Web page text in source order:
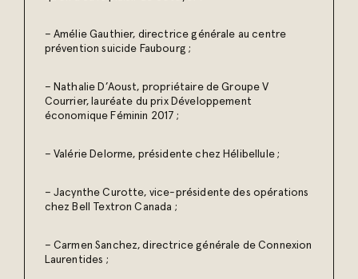
– Amélie Gauthier, directrice générale au centre
prévention suicide Faubourg ;
– Nathalie D’Aoust, propriétaire de Groupe V
Courrier, lauréate du prix Développement
économique Féminin 2017 ;
– Valérie Delorme, présidente chez Hélibellule ;
– Jacynthe Curotte, vice-présidente des opérations
chez Bell Textron Canada ;
– Carmen Sanchez, directrice générale de Connexion
Laurentides ;